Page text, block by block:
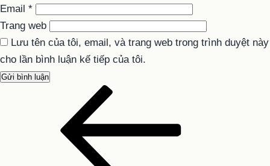
Email *
Trang web
Lưu tên của tôi, email, và trang web trong trình duyệt này
cho lần bình luận kế tiếp của tôi.